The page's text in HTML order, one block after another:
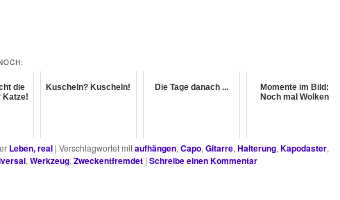
die
Katze!
Kuscheln? Kuscheln! Die Tage danach ...
Momente im Bild:
Noch mal Wolken
Leben, real | Verschlagwortet mitaufhängen, Capo, Gitarre, Halterung, Kapodaster,
, Werkzeug, Zweckentfremdet | Schreibe einen Kommentar